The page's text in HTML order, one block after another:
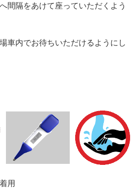
間隔をあけて座っていただくよう
車内でお待ちいただけるようにし
用